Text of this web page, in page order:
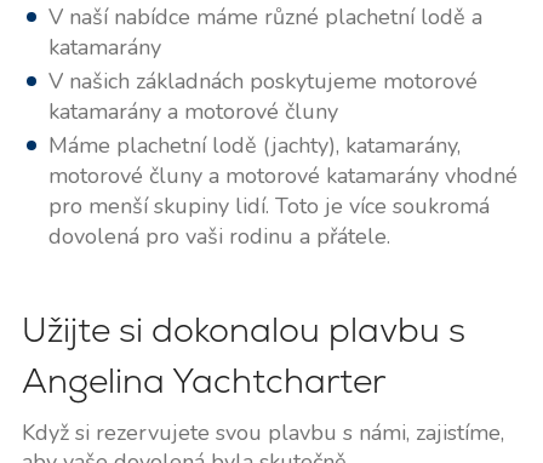
V naší nabídce máme různé plachetní lodě a
katamarány
V našich základnách poskytujeme motorové
katamarány a motorové čluny
Máme plachetní lodě (jachty), katamarány,
motorové čluny a motorové katamarány vhodné
pro menší skupiny lidí. Toto je více soukromá
dovolená pro vaši rodinu a přátele.
Užijte si dokonalou plavbu s
Angelina Yachtcharter
Když si rezervujete svou plavbu s námi, zajistíme,